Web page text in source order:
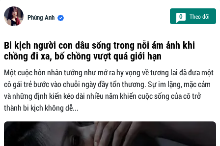
Phùng Anh 0 Theo dõi
Bi kịch người con dâu sống trong nỗi ám ảnh khi
chồng đi xa, bố chồng vượt quá giới hạn
Một cuộc hôn nhân tưởng như mở ra hy vọng về tương lai đã đưa một
cô gái trẻ bước vào chuỗi ngày đầy tổn thương. Sự im lặng, mặc cảm
và những định kiến kéo dài nhiều năm khiến cuộc sống của cô trở
thành bi kịch không dễ...